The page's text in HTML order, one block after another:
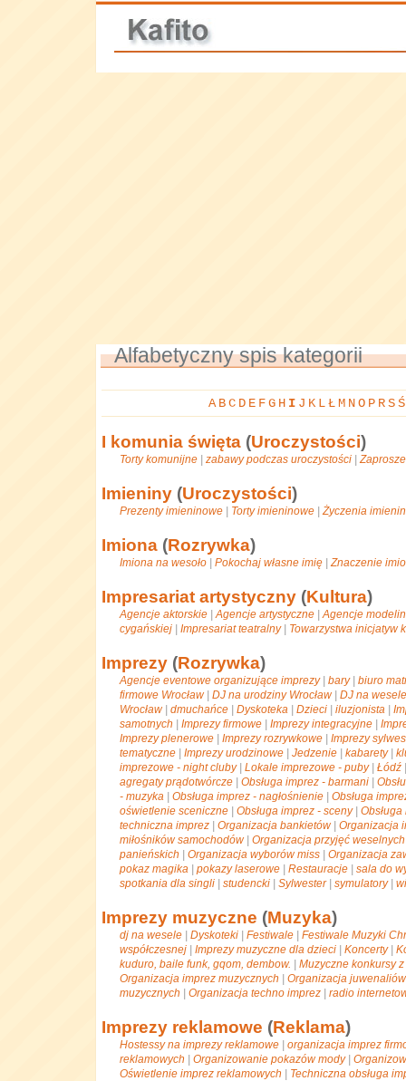
Alfabetyczny spis kategorii
A B C D E F G H I J K L Ł M N O P R S Ś
I komunia święta (Uroczystości)
Torty komunijne zabawy podczas uroczystości |
Imieniny (Uroczystości)
Prezenty imieninowe Torty imieninowe |Życzenia
Imiona (Rozrywka)
Imiona na wesoło Pokochaj własne imię |Znaczenie
Impresariat artystyczny (Kultura)
Agencje aktorskie |Agencje artystyczne |Agencje
cygańskiej
Impresariat teatralny| Towarzystwa inicjatyw
Imprezy (Rozrywka)
Agencje eventowe organizujące imprezy| bary| biuro
firmowe Wrocław| DJ na urodziny Wrocław| DJ na wesele
Wrocław| dmuchańce Dyskoteka Dzieci iluzjonista
samotnych
Imprezy firmowe Imprezy integracyjne
Imprezy plenerowe
Imprezy rozrywkowe
Imprezy
tematyczne
Imprezy urodzinowe Jedzenie kabarety|
imprezowe - night cluby| Lokale imprezowe - puby| Łódź
agregaty prądotwórcze
Obsługa imprez - barmani
- muzyka
Obsługa imprez - nagłośnienie
Obsługa
oświetlenie sceniczne
Obsługa imprez - sceny|
techniczna imprez
Organizacja bankietów| Organizacja
miłośników samochodów| Organizacja przyjęć weselnych
panieńskich
Organizacja wyborów miss
Organizacja
pokaz magika
pokazy laserowe Restauracje
sala do
spotkania dla singli
studencki Sylwester| symulatory|
Imprezy muzyczne (Muzyka)
dj na wesele Dyskoteki Festiwale
Festiwale Muzyki
współczesnej
Imprezy muzyczne dla dzieci Koncerty|
kuduro, baile funk, gqom, dembow.
Muzyczne konkursy
Organizacja imprez muzycznych
Organizacja juwenaliów
muzycznych
Organizacja techno imprez radio
Imprezy reklamowe (Reklama)
Hostessy na imprezy reklamowe
organizacja imprez
reklamowych
Organizowanie pokazów mody|
Oświetlenie imprez reklamowych
Techniczna obsługa